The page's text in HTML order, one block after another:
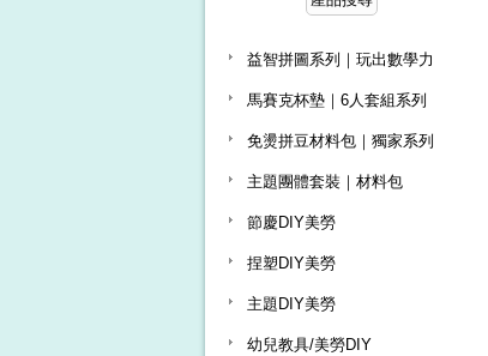
益智拼圖系列｜玩出數學力
馬賽克杯墊｜6人套組系列
免燙拼豆材料包｜獨家系列
主題團體套裝｜材料包
節慶DIY美勞
捏塑DIY美勞
主題DIY美勞
幼兒教具/美勞DIY